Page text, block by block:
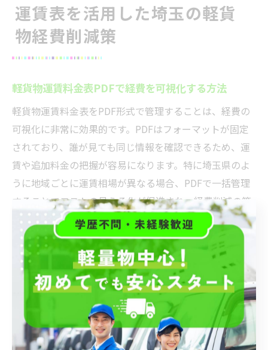
運賃表を活用した埼玉の軽貨
物経費削減策
軽貨物運賃料金表PDFで経費を可視化する方法
軽貨物運賃料金表をPDF形式で管理することは、経費の
可視化に非常に効果的です。PDFはフォーマットが固定
されており、誰が見ても同じ情報を確認できるため、運
賃や追加料金の把握が容易になります。特に埼玉県のよ
うに地域ごとに運賃相場が異なる場合、PDFで一括管理
することでコストの見える化が促進され、経費削減の第
一歩となります。
PDF料金表には基本料金、距離加算、時間加算、待機料
金などの項目が明示されていることが多く、これらをチ
ェックすることで無駄なコストの発生を防げます。例え
ば燃料費や高速代の加算条件を事前に確認し、実際の配
送ルートと照らし合わせて最適なプランを立てることが
可能です。こうした詳細な経費管理は、収益の安定化に